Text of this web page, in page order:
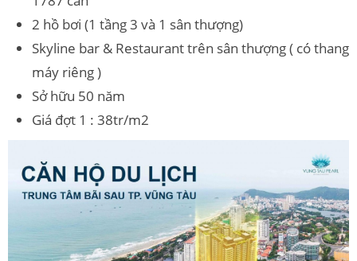
2 hồ bơi (1 tầng 3 và 1 sân thượng)
Skyline bar & Restaurant trên sân thượng ( có thang
máy riêng )
Sở hữu 50 năm
Giá đợt 1 : 38tr/m2